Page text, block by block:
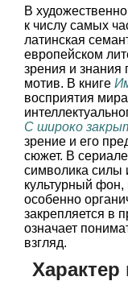
В
к числу самых
латинская
европейском
зрения и знания
мотив. В книге
восприятия
С широко
зрение и его
сюжет. В сериале
символика силы
культурный
особенно
закрепляется в
означает
взгляд.